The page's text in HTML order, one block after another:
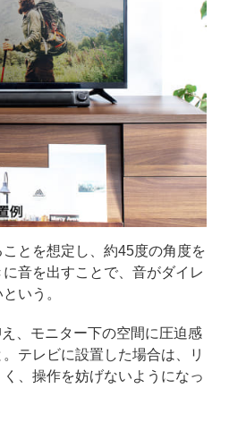
とを想定し、約45度の角度を
音を出すことで、音がダイレ
いう。
、モニター下の空間に圧迫感
テレビに設置した場合は、リ
、操作を妨げないようになっ